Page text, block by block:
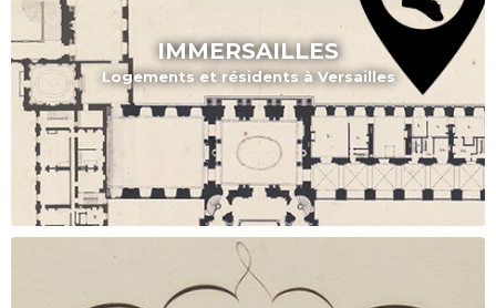
IMMERSAILLES
Logements et résidents à Versailles